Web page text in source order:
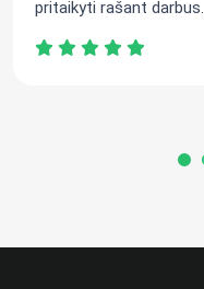
pritaikyti rašant darbus.